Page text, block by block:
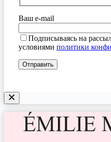
Ваш e-mail
Подписываясь на
условиями политики